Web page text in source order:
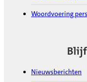
Woordvoering pers
Nieuwsberichten